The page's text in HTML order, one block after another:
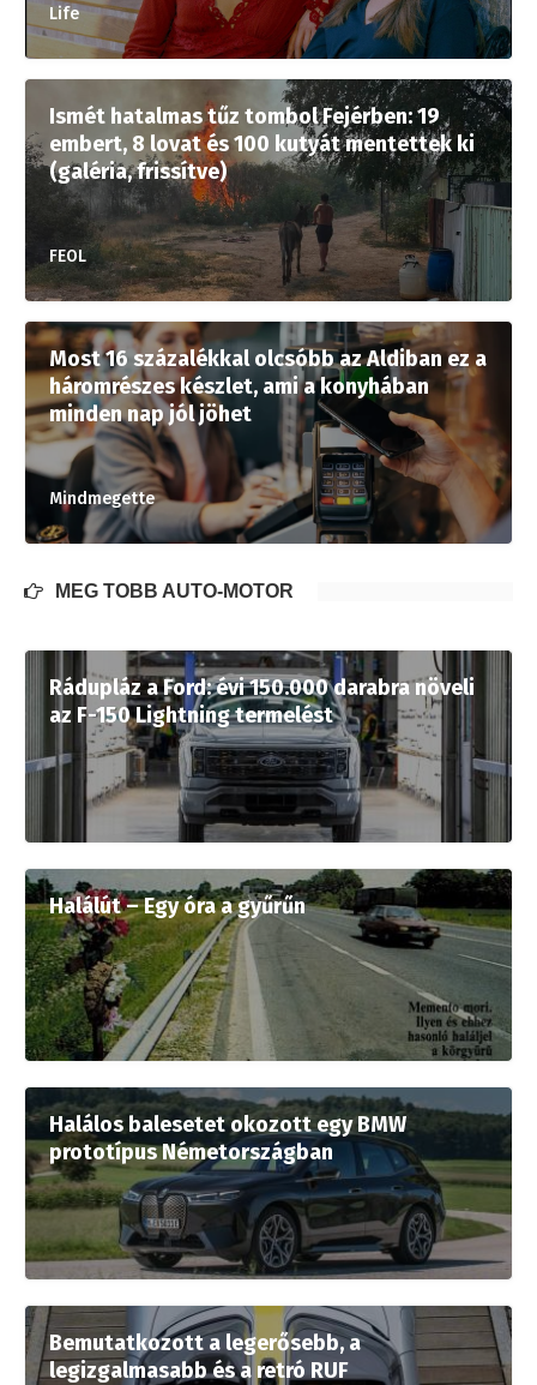
Life
Ismét hatalmas tűz tombol Fejérben: 19
embert, 8 lovat és 100 kutyát mentettek ki
(galéria, frissítve)
FEOL
Most 16 százalékkal olcsóbb az Aldiban ez a
háromrészes készlet, ami a konyhában
minden nap jól jöhet
Mindmegette
MÉG TÖBB AUTÓ-MOTOR
Rádupláz a Ford: évi 150.000 darabra növeli
az F-150 Lightning termelést
Halálút – Egy óra a gyűrűn
Halálos balesetet okozott egy BMW
prototípus Németországban
Bemutatkozott a legerősebb, a
legizgalmasabb és a retró RUF